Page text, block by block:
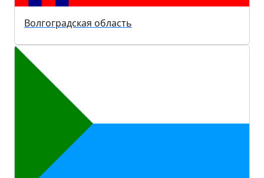
Волгоградская область